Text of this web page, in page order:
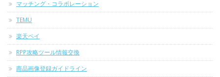
マッチング・コラボレーション
TEMU
楽天ペイ
RPP攻略ツール情報交換
商品画像登録ガイドライン